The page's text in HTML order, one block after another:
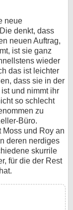
neue
denkt, dass
neuen Auftrag,
ist sie ganz
wieder
das ist leichter
dass sie in der
und nimmt ihr
so schlecht
zu
Büro.
Moss und Roy an
deren nerdiges
skurrile
für die der Rest